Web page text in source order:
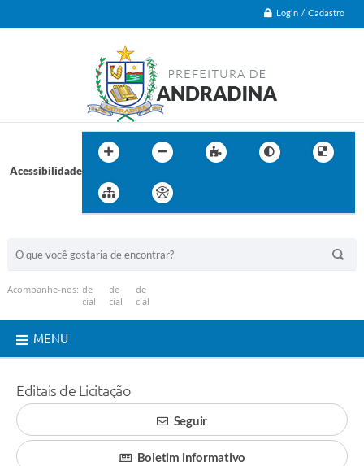
Login / Cadastro
Acessibilidade
Acompanhe-nos:
MENU
Editais de Licitação
Seguir
Boletim informativo